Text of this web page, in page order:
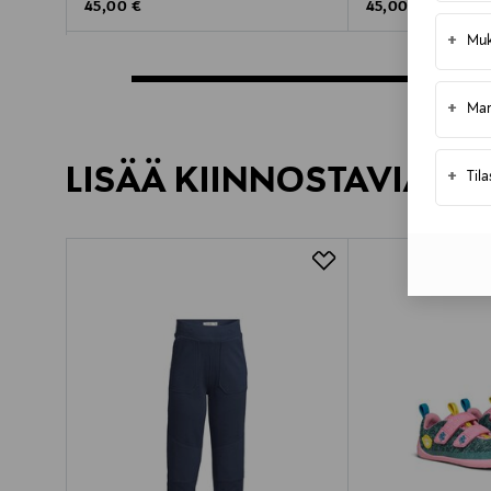
+
+
+
Original Price
45,00 €
Original Price
45,00 €
LISÄÄ KIINNOSTAVIA